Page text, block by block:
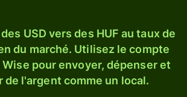
USD vers des HUF au taux de
du marché. Utilisez le compte
pour envoyer, dépenser et
l'argent comme un local.